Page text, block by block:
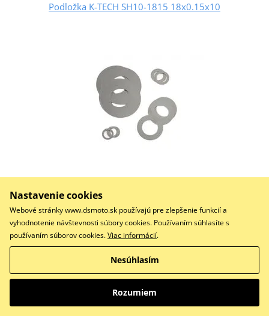
Podložka K-TECH SH10-1815 18x0.15x10
0,44 €
Do košíka
Porovnať
18x0.15x10ID SHIM**
Podložka K-TECH SH10-1820 18x0.20x10
Nastavenie cookies
Webové stránky www.dsmoto.sk používajú pre zlepšenie funkcií a
vyhodnotenie návštevnosti súbory cookies. Používaním súhlasíte s
používaním súborov cookies.Viac informácií.
Nesúhlasím
Rozumiem